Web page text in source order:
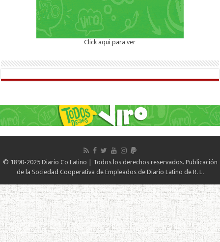
Click aqui para ver
© 1890-2025 Diario Co Latino | Todos los derechos reservados. Publicación
de la Sociedad Cooperativa de Empleados de Diario Latino de R. L.